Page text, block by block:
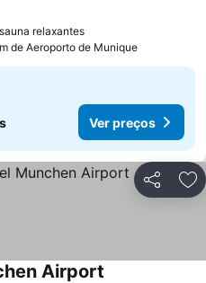
relaxantes
de Aeroporto de Munique
Ver preços
Partilhar
Airport